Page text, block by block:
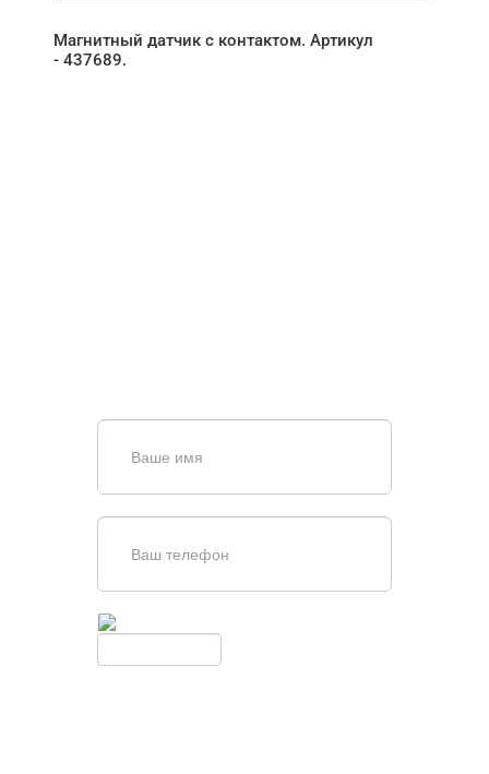
Магнитный датчик с контактом. Артикул
- 437689.